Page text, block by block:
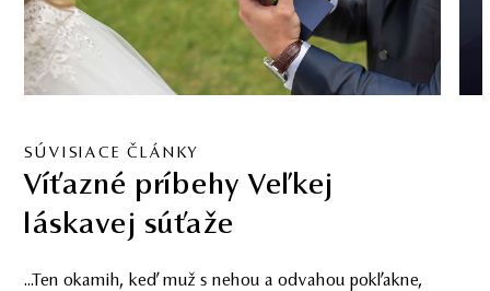
SÚVISIACE ČLÁNKY
Víťazné príbehy Veľkej
láskavej súťaže
...Ten okamih, keď muž s nehou a odvahou pokľakne,